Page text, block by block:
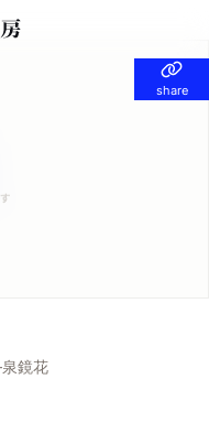
share
share
鏡花